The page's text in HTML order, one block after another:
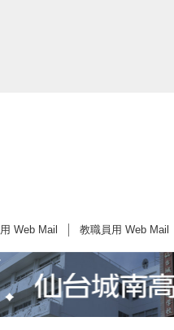
Web Mail 教職員用 Web Mail